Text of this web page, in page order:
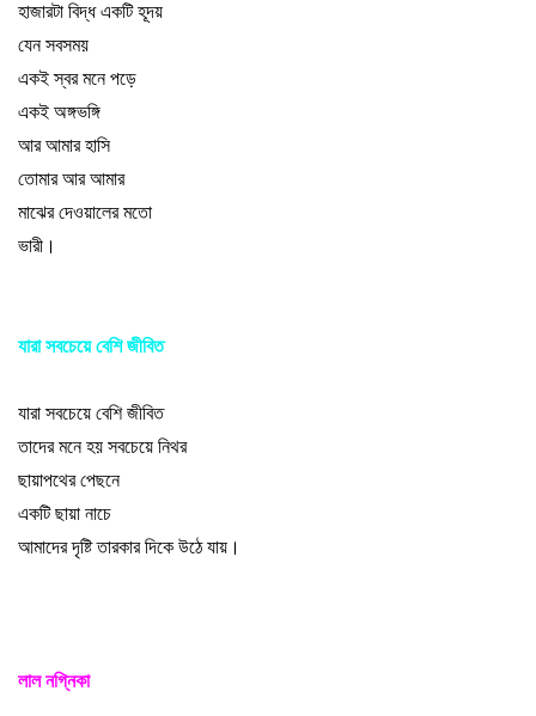
হাজারটা বিদ্ধ একটি হূদয়
যেন সবসময়
একই স্বর মনে পড়ে
একই অঙ্গভঙ্গি
আর আমার হাসি
তোমার আর আমার
মাঝের দেওয়ালের মতো
ভারী ।
যারা সবচেয়ে বেশি জীবিত
যারা সবচেয়ে বেশি জীবিত
তাদের মনে হয় সবচেয়ে নিথর
ছায়াপথের পেছনে
একটি ছায়া নাচে
আমাদের দৃষ্টি তারকার দিকে উঠে যায় ।
লাল নগ্নিকা